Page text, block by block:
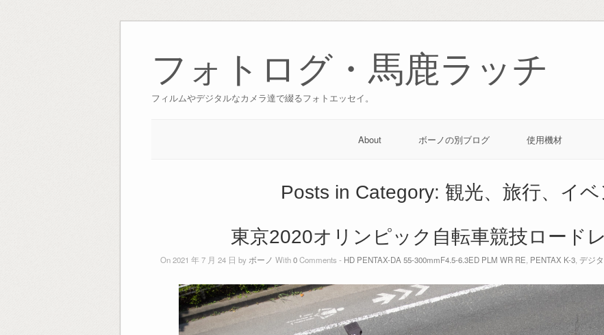
content
フォトログ・馬鹿ラッチ
フィルムやデジタルなカメラ達で綴るフォトエッセイ。
About ボーノの別ブログ 使用機材
Posts in Category: 観光、旅行、イベ
東京2020オリンピック自転車競技ロード
On 2021 年 7 月 24 日 by ボーノ With0Comments - HD PENTAX-DA 55-300mmF4.5-6.3ED PLM WR RE PENTAX K-3 デジ